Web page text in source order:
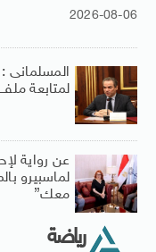
2026-08-06
المسلمانى
لمتابعة ملف
عن رواية
لماسبيرو
معك”
رياضة